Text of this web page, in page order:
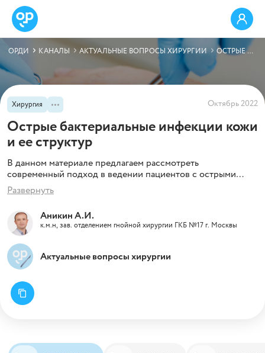
ОРДИ КАНАЛЫ АКТУАЛЬНЫЕ ВОПРОСЫ ХИРУРГИИ ОСТРЫЕ БАКТЕРИАЛЬНЫЕ ИНФЕКЦИИ КОЖИ И ЕЕ СТРУКТУР
Хирургия Октябрь 2022
Острые бактериальные инфекции кожи
и ее структур
В данном материале предлагаем рассмотреть
современный подход в ведении пациентов с острыми
неосложненными инфекциями кожи и мягких тканей.
Развернуть
Аникин А.И.
к.м.н, зав. отделением гнойной хирургии ГКБ №17 г. Москвы
Актуальные вопросы хирургии